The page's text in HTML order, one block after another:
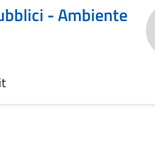
- Ambiente